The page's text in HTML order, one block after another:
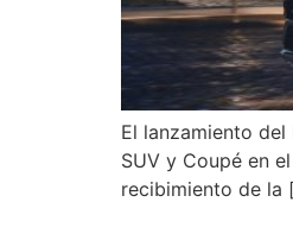
El lanzamiento
SUV y Coupé en
recibimiento de la